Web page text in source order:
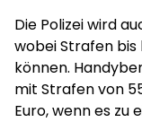
Die Polizei wird
wobei Strafen bis
können.
mit Strafen von
Euro, wenn es zu